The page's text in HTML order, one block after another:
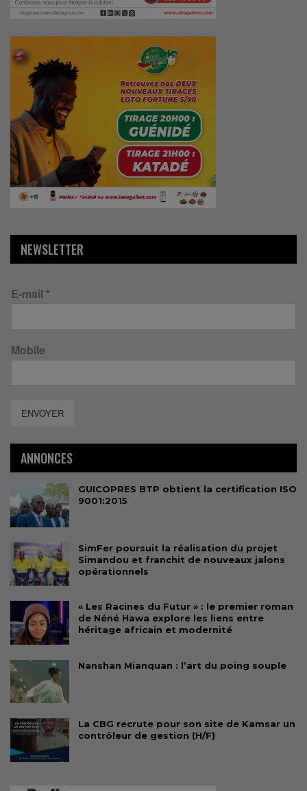
NEWSLETTER
E-mail *
Mobile
ENVOYER
ANNONCES
GUICOPRES BTP obtient la certification ISO
9001:2015
SimFer poursuit la réalisation du projet
Simandou et franchit de nouveaux jalons
opérationnels
« Les Racines du Futur » : le premier roman
de Néné Hawa explore les liens entre
héritage africain et modernité
Nanshan Mianquan : l’art du poing souple
La CBG recrute pour son site de Kamsar un
contrôleur de gestion (H/F)